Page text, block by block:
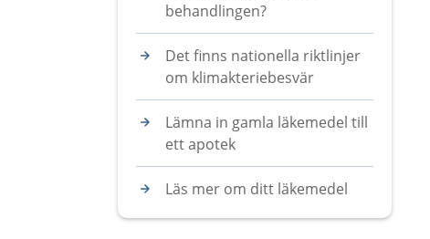
behandlingen?
Det finns nationella riktlinjer
om klimakteriebesvär
Lämna in gamla läkemedel till
ett apotek
Läs mer om ditt läkemedel